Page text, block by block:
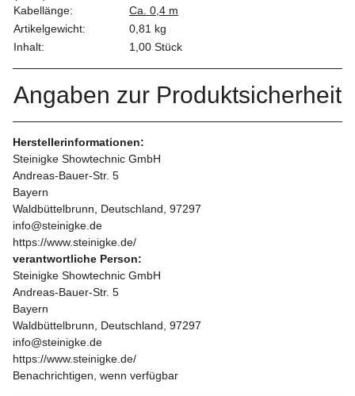
Kabellänge:
Ca. 0,4 m
Artikelgewicht:
0,81 kg
Inhalt:
1,00 Stück
Angaben zur Produktsicherheit
Herstellerinformationen:
Steinigke Showtechnic GmbH
Andreas-Bauer-Str. 5
Bayern
Waldbüttelbrunn, Deutschland, 97297
info@steinigke.de
https://www.steinigke.de/
verantwortliche Person:
Steinigke Showtechnic GmbH
Andreas-Bauer-Str. 5
Bayern
Waldbüttelbrunn, Deutschland, 97297
info@steinigke.de
https://www.steinigke.de/
Benachrichtigen, wenn verfügbar